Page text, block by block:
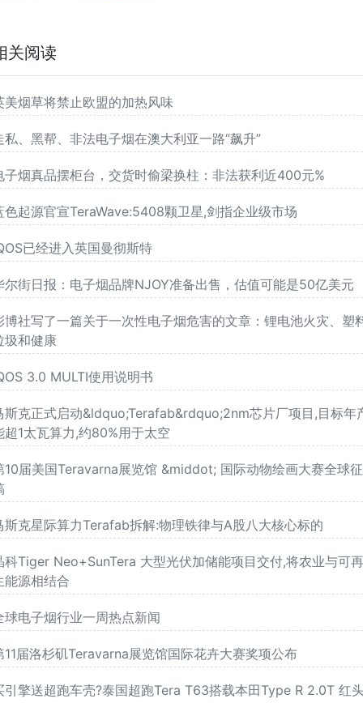
关阅读
美烟草将禁止欧盟的加热风味
私、黑帮、非法电子烟在澳大利亚一路“飙升”
子烟真品摆柜台，交货时偷梁换柱：非法获利近400元%
色起源官宣TeraWave:5408颗卫星,剑指企业级市场
已经进入英国曼彻斯特
尔街日报：电子烟品牌NJOY准备出售，估值可能是50亿美元
博社写了一篇关于一次性电子烟危害的文章：锂电池火灾、塑
圾和健康
3.0 MULTI使用说明书
斯克正式启动&ldquo;Terafab&rdquo;2nm芯片厂项目,目标年
超1太瓦算力,约80%用于太空
10届美国Teravarna展览馆 &middot; 国际动物绘画大赛全球征
斯克星际算力Terafab拆解:物理铁律与A股八大核心标的
科Tiger Neo+SunTera 大型光伏加储能项目交付,将农业与可
能源相结合
球电子烟行业一周热点新闻
11届洛杉矶Teravarna展览馆国际花卉大赛奖项公布
引擎送超跑车壳?泰国超跑Tera T63搭载本田Type R 2.0T 红